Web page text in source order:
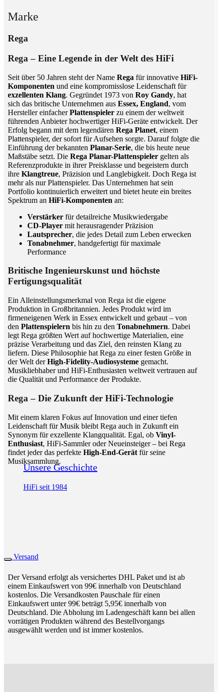
Unsere Geschichte
HiFi seit 1984
Marke
Rega
Rega – Eine Legende in der Welt des HiFi
Seit über 50 Jahren steht der Name Rega für innovative HiFi-
Komponenten und eine kompromisslose Leidenschaft für
exzellenten Klang. Gegründet 1973 von Roy Gandy, hat
sich das britische Unternehmen aus Essex, England, vom
Hersteller einfacherPlattenspieler zu einem der weltweit
führenden Anbieter hochwertiger HiFi-Geräte entwickelt. Der
Erfolg begann mit dem legendären Rega Planet, einem
Plattenspieler, der sofort für Aufsehen sorgte. Darauf folgte die
Einführung der bekannten Planar-Serie, die bis heute neue
Maßstäbe setzt. Die Rega Planar-Plattenspieler gelten als
Referenzprodukte in ihrer Preisklasse und begeistern durch
ihre Klangtreue, Präzision und Langlebigkeit. Doch Rega ist
mehr als nur Plattenspieler. Das Unternehmen hat sein
Portfolio kontinuierlich erweitert und bietet heute ein breites
Spektrum an HiFi-Komponenten an:
Verstärker für detailreiche Musikwiedergabe
CD-Player mit herausragender Präzision
Lautsprecher, die jedes Detail zum Leben erwecken
Tonabnehmer, handgefertigt für maximale
Performance
Britische Ingenieurskunst und höchste
Fertigungsqualität
Ein Alleinstellungsmerkmal von Rega ist die eigene
Produktion in Großbritannien. Jedes Produkt wird im
firmeneigenen Werk in Essex entwickelt und gebaut – von
den Plattenspielern bis hin zu den Tonabnehmern. Dabei
legt Rega größten Wert auf hochwertige Materialien, eine
präzise Verarbeitung und das Ziel, den reinsten Klang zu
liefern. Diese Philosophie hat Rega zu einer festen Größe in
der Welt derHigh-Fidelity-Audiosysteme gemacht.
Musikliebhaber und HiFi-Enthusiasten weltweit vertrauen auf
die Qualität und Performance der Produkte.
Rega – Die Zukunft der HiFi-Technologie
Mit einem klaren Fokus auf Innovation und einer tiefen
Leidenschaft für Musik bleibt Rega auch in Zukunft ein
Synonym für exzellente Klangqualität. Egal, ob Vinyl-
Enthusiast, HiFi-Sammler oder Neueinsteiger – bei Rega
findet jeder das perfekte High-End-Gerät für seine
Musiksammlung.
Versand
Der Versand erfolgt als versichertes DHL Paket und ist ab
einem Einkaufswert von 99€ innerhalb von Deutschland
kostenlos. Die Versandkosten Pauschale für einen
Einkaufswert unter 99€ beträgt 5,95€ innerhalb von
Deutschland. Die Abholung im Ladengeschäft kann bei allen
vorrätigen Produkten während des Bestellvorgangs
ausgewählt werden und ist immer kostenlos.